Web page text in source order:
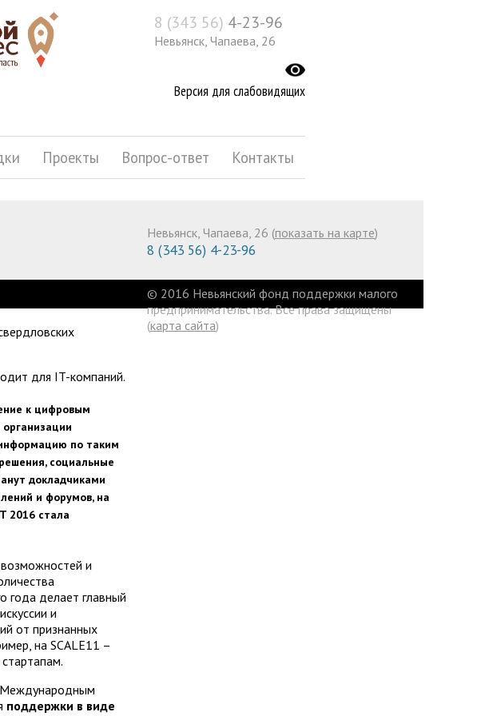
8 (343 56) 4-23-96
Невьянск, Чапаева, 26
Версия для слабовидящих
Проекты Вопрос-ответ Контакты
для IT-компаний.
к цифровым
по таким
, социальные
докладчиками
и форумов, на
2016 стала
и
года делает главный
и
от признанных
на SCALE11 –
Международным
поддержки в виде
Невьянск, Чапаева, 26 (показать на карте)
8 (343 56) 4-23-96
© 2016 Невьянский фонд поддержки малого
предпринимательства. Все права защищены
(карта сайта)